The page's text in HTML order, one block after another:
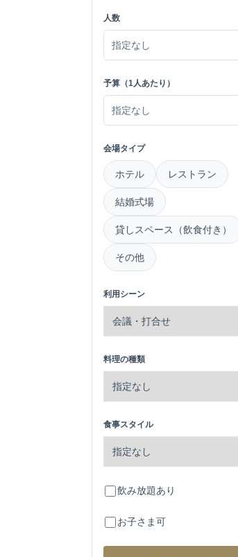
人数
予算（1人あたり）
会場タイプ
ホテル レストラン
結婚式場
貸しスペース（飲食付き）
その他
利用シーン
料理の種類
食事スタイル
飲み放題あり
お子さま可